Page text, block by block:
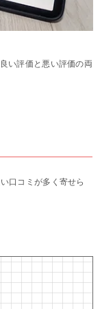
い評価と悪い評価の両
口コミが多く寄せら